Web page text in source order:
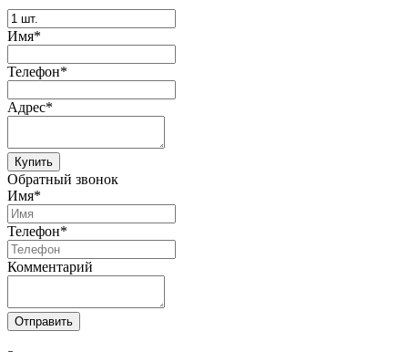
Имя*
Телефон*
Адрес*
Купить
Обратный звонок
Имя*
Телефон*
Комментарий
Отправить